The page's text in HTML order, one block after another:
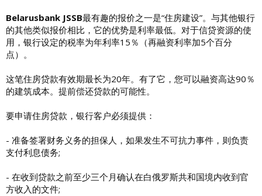
Belarusbank JSSB最有趣的报价之一是“住房建设”。与其他银行
的其他类似报价相比，它的优势是利率最低。对于信贷资源的使
用，银行设定的税率为年利率15％（再融资利率加5个百分
点）。
这笔住房贷款有效期最长为20年。有了它，您可以融资高达90％
的建筑成本。提前偿还贷款的可能性。
要申请住房贷款，银行客户必须提供：
- 准备签署财务义务的担保人，如果发生不可抗力事件，则负责
支付利息债务;
- 在收到贷款之前至少三个月确认在白俄罗斯共和国境内收到官
方收入的文件;